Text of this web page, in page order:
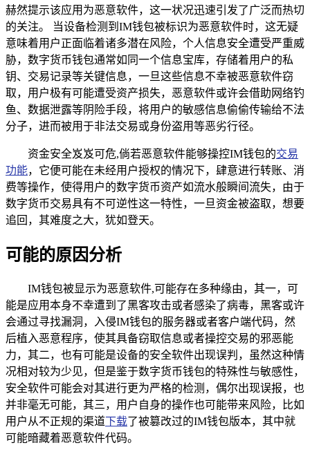
赫然提示该应用为恶意软件，这一状况迅速引发了广泛而热切
的关注。 当设备检测到IM钱包被标识为恶意软件时，这无疑
意味着用户正面临着诸多潜在风险，个人信息安全遭受严重威
胁，数字货币钱包通常如同一个信息宝库，存储着用户的私
钥、交易记录等关键信息，一旦这些信息不幸被恶意软件窃
取，用户极有可能遭受资产损失，恶意软件或许会借助网络钓
鱼、数据泄露等阴险手段，将用户的敏感信息偷偷传输给不法
分子，进而被用于非法交易或身份盗用等恶劣行径。
资金安全岌岌可危,倘若恶意软件能够操控IM钱包的交易
功能，它便可能在未经用户授权的情况下，肆意进行转账、消
费等操作，使得用户的数字货币资产如流水般瞬间流失，由于
数字货币交易具有不可逆性这一特性，一旦资金被盗取，想要
追回，其难度之大，犹如登天。
可能的原因分析
IM钱包被显示为恶意软件,可能存在多种缘由，其一，可
能是应用本身不幸遭到了黑客攻击或者感染了病毒，黑客或许
会通过寻找漏洞，入侵IM钱包的服务器或者客户端代码，然
后植入恶意程序，使其具备窃取信息或者操控交易的邪恶能
力，其二，也有可能是设备的安全软件出现误判，虽然这种情
况相对较为少见，但是鉴于数字货币钱包的特殊性与敏感性，
安全软件可能会对其进行更为严格的检测，偶尔出现误报，也
并非毫无可能，其三，用户自身的操作也可能带来风险，比如
用户从不正规的渠道下载了被篡改过的IM钱包版本，其中就
可能暗藏着恶意软件代码。